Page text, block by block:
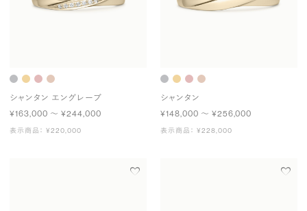
シャンタン エングレーブ
¥163,000 〜 ¥244,000
表示商品： ¥220,000
シャンタン
¥148,000 〜 ¥256,000
表示商品： ¥228,000